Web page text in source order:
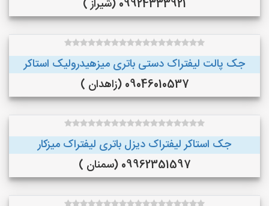
09924333921 (شیراز )
جک پالت لیفتراک دستی باتری میزهیدرولیک استاکر
09046010537 (زاهدان )
جک استاکر لیفتراک دیزل باتری لیفتراک میزکار
09962351597 (سمنان )